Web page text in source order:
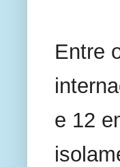
Entre
e 12